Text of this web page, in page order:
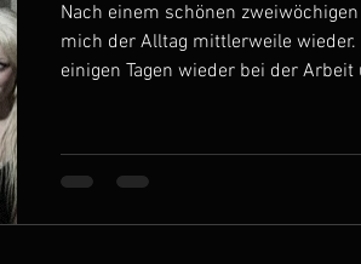
Nach einem schönen
mich der Alltag mittlerweile
einigen Tagen wieder bei der
Zeit mir ein paar Gedanken zu
Gedanken begleiten mich auch